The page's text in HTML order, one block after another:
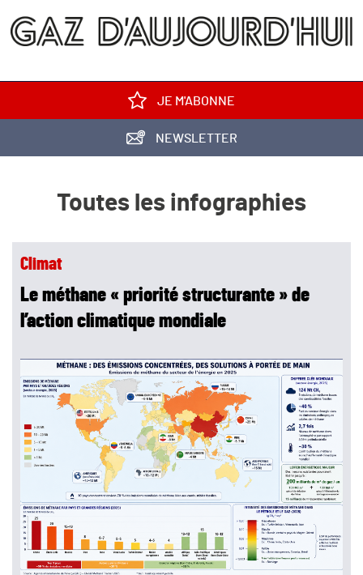
JE M'ABONNE
NEWSLETTER
Toutes les infographies
Climat
Le méthane « priorité structurante » de
l’action climatique mondiale